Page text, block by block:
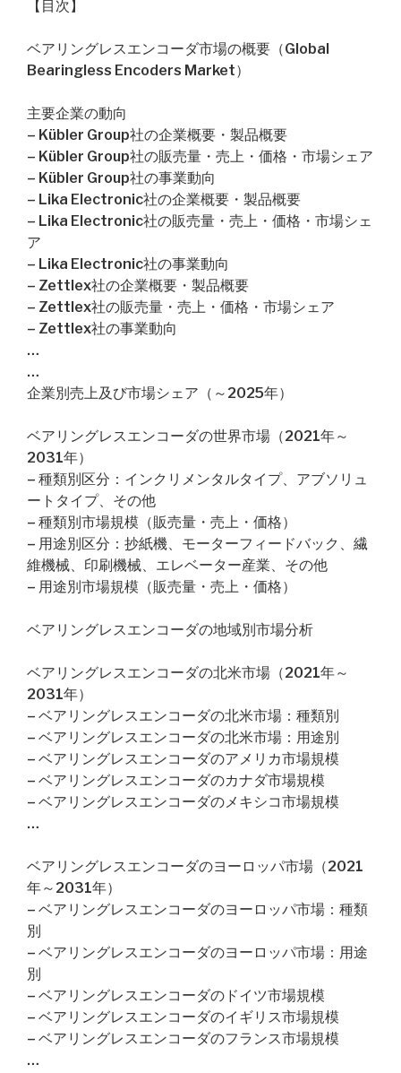
【目次】
ベアリングレスエンコーダ市場の概要（Global
Bearingless Encoders Market）
主要企業の動向
– Kübler Group社の企業概要・製品概要
– Kübler Group社の販売量・売上・価格・市場シェア
– Kübler Group社の事業動向
– Lika Electronic社の企業概要・製品概要
– Lika Electronic社の販売量・売上・価格・市場シェ
ア
– Lika Electronic社の事業動向
– Zettlex社の企業概要・製品概要
– Zettlex社の販売量・売上・価格・市場シェア
– Zettlex社の事業動向
…
…
企業別売上及び市場シェア（～2025年）
ベアリングレスエンコーダの世界市場（2021年～
2031年）
– 種類別区分：インクリメンタルタイプ、アブソリュ
ートタイプ、その他
– 種類別市場規模（販売量・売上・価格）
– 用途別区分：抄紙機、モーターフィードバック、繊
維機械、印刷機械、エレベーター産業、その他
– 用途別市場規模（販売量・売上・価格）
ベアリングレスエンコーダの地域別市場分析
ベアリングレスエンコーダの北米市場（2021年～
2031年）
– ベアリングレスエンコーダの北米市場：種類別
– ベアリングレスエンコーダの北米市場：用途別
– ベアリングレスエンコーダのアメリカ市場規模
– ベアリングレスエンコーダのカナダ市場規模
– ベアリングレスエンコーダのメキシコ市場規模
…
ベアリングレスエンコーダのヨーロッパ市場（2021
年～2031年）
– ベアリングレスエンコーダのヨーロッパ市場：種類
別
– ベアリングレスエンコーダのヨーロッパ市場：用途
別
– ベアリングレスエンコーダのドイツ市場規模
– ベアリングレスエンコーダのイギリス市場規模
– ベアリングレスエンコーダのフランス市場規模
…